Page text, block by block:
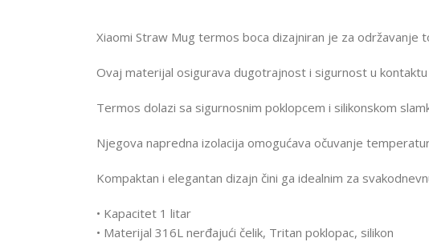
Xiaomi Straw Mug termos boca dizajniran je za održavanje
Ovaj materijal osigurava dugotrajnost i sigurnost u kontaktu
Termos dolazi sa sigurnosnim poklopcem i silikonskom
Njegova napredna izolacija omogućava očuvanje
Kompaktan i elegantan dizajn čini ga idealnim za
• Kapacitet 1 litar
• Materijal 316L nerđajući čelik, Tritan poklopac, silikon